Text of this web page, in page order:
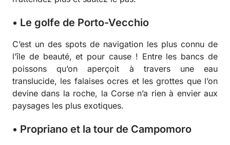
• Le golfe de Porto-Vecchio
C’est un des spots de navigation les plus connu de
l’île de beauté, et pour cause ! Entre les bancs de
poissons qu’on aperçoit à travers une eau
translucide, les falaises ocres et les grottes que l’on
devine dans la roche, la Corse n’a rien à envier aux
paysages les plus exotiques.
• Propriano et la tour de Campomoro